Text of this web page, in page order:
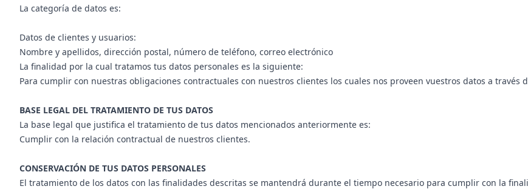
La categoría de datos es:
Datos de clientes y usuarios:
Nombre y apellidos, dirección postal, número de teléfono, correo electrónico
La finalidad por la cual tratamos tus datos personales es la siguiente:
Para cumplir con nuestras obligaciones contractuales con nuestros clientes los cuales nos proveen vuestros datos a través
BASE LEGAL DEL TRATAMIENTO DE TUS DATOS
La base legal que justifica el tratamiento de tus datos mencionados anteriormente es:
Cumplir con la relación contractual de nuestros clientes.
CONSERVACIÓN DE TUS DATOS PERSONALES
El tratamiento de los datos con las finalidades descritas se mantendrá durante el tiempo necesario para cumplir con la